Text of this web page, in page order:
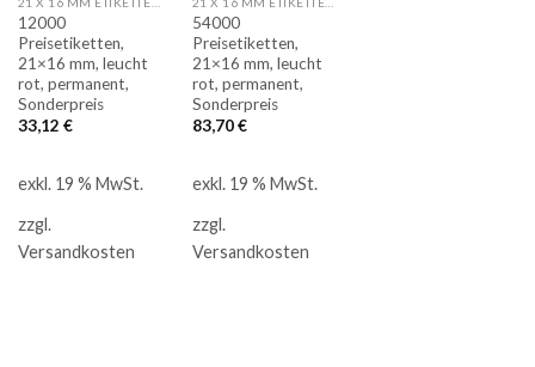
12000
Preisetiketten,
21×16 mm, leucht
rot, permanent,
Sonderpreis
33,12 €
exkl. 19 % MwSt.
zzgl.
Versandkosten
54000
Preisetiketten,
21×16 mm, leucht
rot, permanent,
Sonderpreis
83,70€
exkl. 19 % MwSt.
zzgl.
Versandkosten